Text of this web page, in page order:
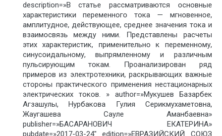
description=»В статье рассматриваются основные
характеристики переменного тока — мгновенное,
амплитудное, действующее, среднее значения тока и
взаимосвязь между ними. Представлены расчеты
этих характеристик, применительно к переменному,
синусоидальному, выпрямленному и различным
пульсирующим токам. Проанализирован ряд
примеров из электротехники, раскрывающих важные
стороны практического применения нестационарных
электрических токов. » author=»Мукушев Базарбек
Агзашулы, Нурбакова Гулия Серикмухаметовна,
Жаугашева Сауле Аманбаевна»
publisher=»БАСАРАНОВИЧ ЕКАТЕРИНА»
pubdate=»2017-03-24″ edition=»ЕВРАЗИЙСКИЙ СОЮЗ